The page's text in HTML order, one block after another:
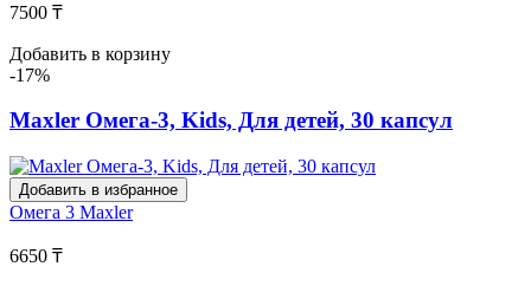
7500 ₸
Добавить в корзину
-17%
Maxler Омега-3, Kids, Для детей, 30 капсул
Добавить в избранное
Омега 3 Maxler
6650 ₸